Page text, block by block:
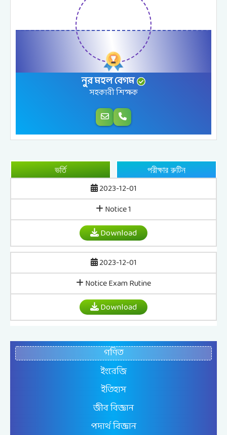
মো. আমিনুল কবীর
শিক্ষক
ভর্তি পরীক্ষার রুটিন
2023-12-01
Notice 1
Download
2023-12-01
Notice Exam Rutine
Download
গণিত
ইংরেজি
ইতিহাস
জীব বিজ্ঞান
পদার্থ বিজ্ঞান